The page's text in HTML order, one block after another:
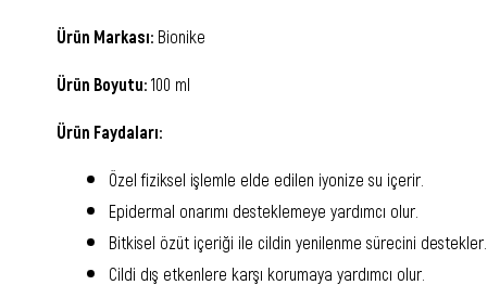
Ürün Markası: Bionike
Ürün Boyutu: 100 ml
Ürün Faydaları:
Özel fiziksel işlemle elde edilen iyonize su içerir.
Epidermal onarımı desteklemeye yardımcı olur.
Bitkisel özüt içeriği ile cildin yenilenme sürecini destekler.
Cildi dış etkenlere karşı korumaya yardımcı olur.